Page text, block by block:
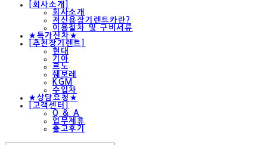
[회사소개]
회사소개
저신용장기렌트카란?
이용절차 및 구비서류
★특가신차★
[추천장기렌트]
현대
기아
르노
쉐보레
KGM
수입차
★상담요청★
[고객센터]
Q & A
업무제휴
출고후기